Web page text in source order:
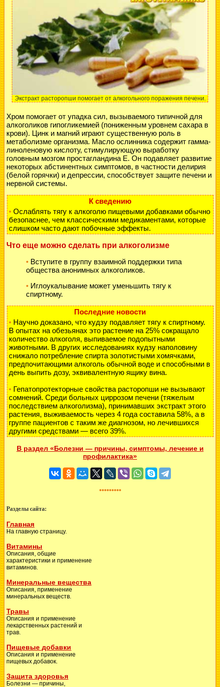
Экстракт расторопши помогает от алкогольного поражения печени.
Хром помогает от упадка сил, вызываемого типичной для
алкоголиков гипогликемией (пониженным уровнем сахара в
крови). Цинк и магний играют существенную роль в
метаболизме организма. Масло ослинника содержит гамма-
линоленовую кислоту, стимулирующую выработку
головным мозгом простагландина Е. Он подавляет развитие
некоторых абстинентных симптомов, в частности делирия
(белой горячки) и депрессии, способствует защите печени и
нервной системы.
К сведению
•Ослаблять тягу к алкоголю пищевыми добавками обычно
безопаснее, чем классическими медикаментами, которые
слишком часто дают побочные эффекты.
Что еще можно сделать при алкоголизме
• Вступите в группу взаимной поддержки типа
общества анонимных алкоголиков.
• Иглоукалывание может уменьшить тягу к
спиртному.
Последние новости
•Научно доказано, что кудзу подавляет тягу к спиртному.
В опытах на обезьянах это растение на 25% сокращало
количество алкоголя, выпиваемое подопытными
животными. В других исследованиях кудзу наполовину
снижало потребление спирта золотистыми хомячками,
предпочитающими алкоголь обычной воде и способными в
день выпить дозу, эквивалентную ящику вина.
•Гепатопротекторные свойства расторопши не вызывают
сомнений. Среди больных циррозом печени (тяжелым
последствием алкоголизма), принимавших экстракт этого
растения, выживаемость через 4 года составила 58%, а в
группе пациентов с таким же диагнозом, но лечившихся
другими средствами — всего 39%.
В раздел «Болезни — причины, симптомы, лечение и
профилактика»
•••••••••
Разделы сайта:
Главная
На главную страницу.
Витамины
Описания, общие
характеристики и применение
витаминов.
Минеральные вещества
Описания, применение
минеральных веществ.
Травы
Описания и применение
лекарственных растений и
трав.
Пищевые добавки
Описания и применение
пищевых добавок.
Защита здоровья
Болезни — причины,